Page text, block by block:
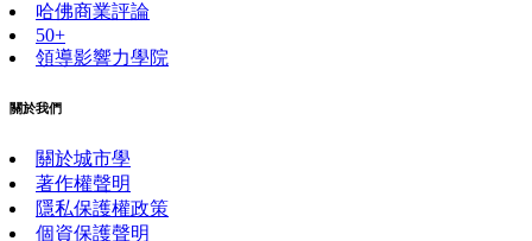
哈佛商業評論
50+
領導影響力學院
關於我們
關於城市學
著作權聲明
隱私保護權政策
個資保護聲明